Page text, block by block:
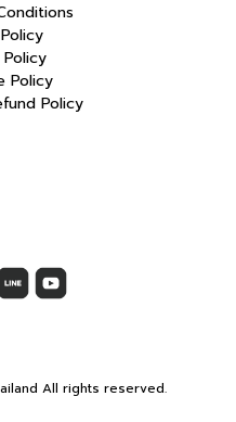
Policy
Policy
All rights reserved.